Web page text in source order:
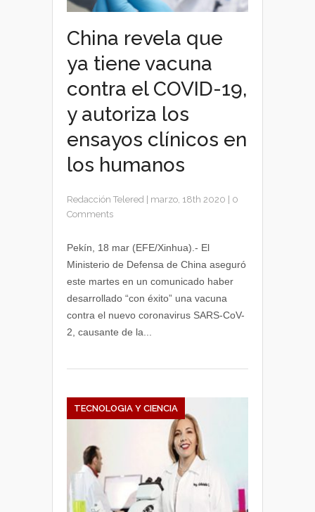
China revela que
ya tiene vacuna
contra el COVID-19,
y autoriza los
ensayos clínicos en
los humanos
Redacción Telered marzo, 18th 2020
0
Comments
Pekín, 18 mar (EFE/Xinhua).- El
Ministerio de Defensa de China aseguró
este martes en un comunicado haber
desarrollado “con éxito” una vacuna
contra el nuevo coronavirus SARS-CoV-
2, causante de la...
TECNOLOGIA Y CIENCIA